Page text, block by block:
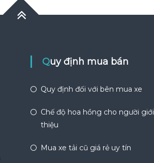
Quy định mua bán
Quy định đối với bên mua xe
Chế độ hoa hồng cho người giới
thiệu
Mua xe tải cũ giá rẻ uy tín